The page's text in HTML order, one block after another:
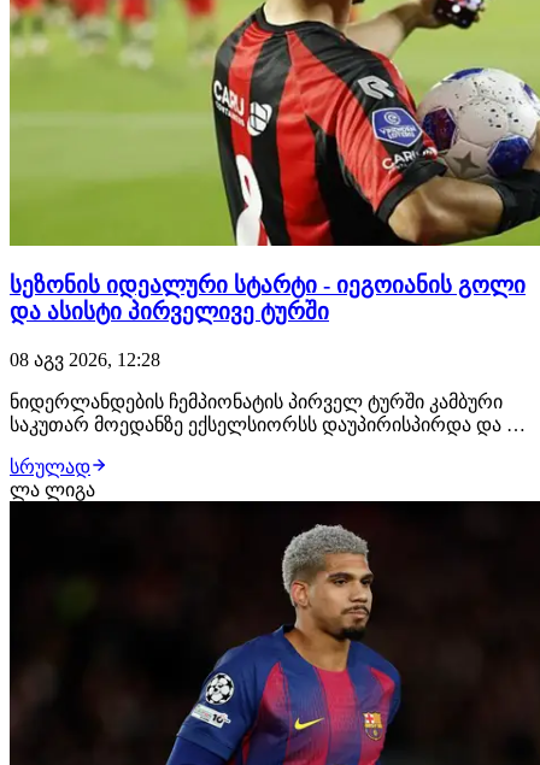
სეზონის იდეალური სტარტი - იეგოიანის გოლი
და ასისტი პირველივე ტურში
08 აგვ 2026, 12:28
ნიდერლანდების ჩემპიონატის პირველ ტურში კამბური
საკუთარ მოედანზე ექსელსიორსს დაუპირისპირდა და 0:4
ექსელსიორსის ქართველი ფეხბურთელი ირაკლი
იეგოიანი. ერედივიზონის ახალი სეზონის პირველი გოლი
სრულად
ლა ლიგა